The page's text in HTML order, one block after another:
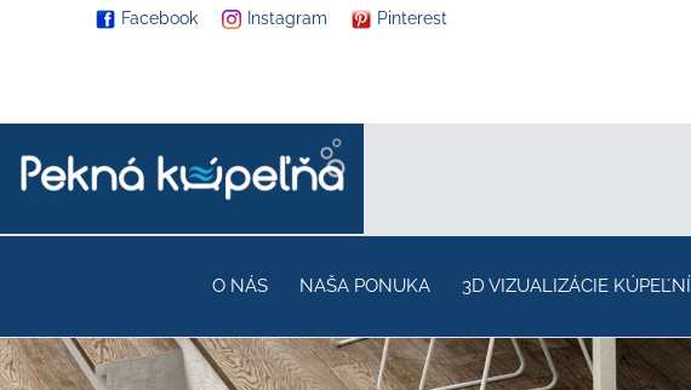
Facebook Instagram Pinterest
O NÁS NAŠA PONUKA 3D VIZUALIZÁCIE KÚPEĽNÍ